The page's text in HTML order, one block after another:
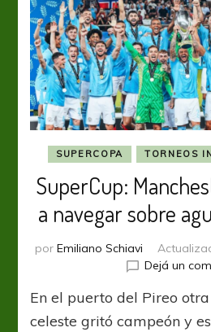
SUPERCOPA TORNEOS
SuperCup:
a navegar sobre
por Emiliano Schiavi
Dejá un
En el puerto del Pireo
celeste gritó campeón y